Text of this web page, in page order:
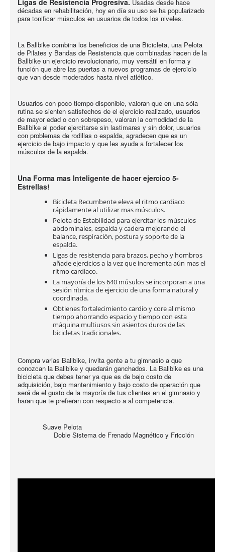
Ligas de Resistencia Progresiva. Usadas desde hace
décadas en rehabilitación, hoy en día su uso se ha popularizado
para tonificar músculos en usuarios de todos los niveles.
La Ballbike combina los beneficios de una Bicicleta, una Pelota
de Pilates y Bandas de Resistencia que combinadas hacen de la
Ballbike un ejercicio revolucionario, muy versátil en forma y
función que abre las puertas a nuevos programas de ejercicio
que van desde moderados hasta nivel atlético.
Usuarios con poco tiempo disponible, valoran que en una sóla
rutina se sienten satisfechos de el ejercicio realizado, usuarios
de mayor edad o con sobrepeso, valoran la comodidad de la
Ballbike al poder ejercitarse sin lastimares y sin dolor, usuarios
con problemas de rodillas o espalda, agradecen que es un
ejercicio de bajo impacto y que les ayuda a fortalecer los
músculos de la espalda.
Una Forma mas Inteligente de hacer ejercico 5-
Estrellas!
Bicicleta Recumbente eleva el ritmo cardiaco
rápidamente al utilizar mas músculos.
Pelota de Estabilidad para ejercitar los músculos
abdominales, espalda y cadera mejorando el
balance, respiración, postura y soporte de la
espalda.
Ligas de resistencia para brazos, pecho y hombros
añade ejercicios a la vez que incrementa aún mas el
ritmo cardiaco.
La mayoría de los 640 músulos se incorporan a una
sesión rítmica de ejercicio de una forma natural y
coordinada.
Obtienes fortalecimiento cardio y core al mismo
tiempo ahorrando espacio y tiempo con esta
máquina multiusos sin asientos duros de las
bicicletas tradicionales.
Compra varias Ballbike, invita gente a tu gimnasio a que
conozcan la Ballbike y quedarán ganchados. La Ballbike es una
bicicleta que debes tener ya que es de bajo costo de
adquisición, bajo mantenimiento y bajo costo de operación que
será de el gusto de la mayoría de tus clientes en el gimnasio y
haran que te prefieran con respecto a al competencia.
Suave Pelota
Doble Sistema de Frenado Magnético y Fricción